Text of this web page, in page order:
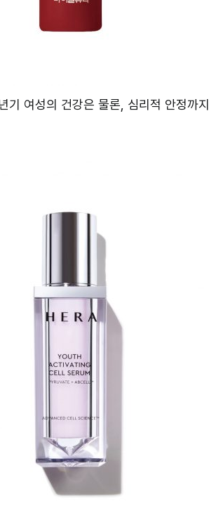
기 여성의 건강은 물론, 심리적 안정까